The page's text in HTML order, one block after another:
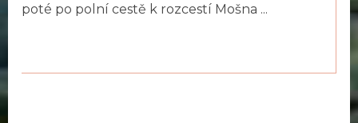
poté po polní cestě k rozcestí Mošna ...